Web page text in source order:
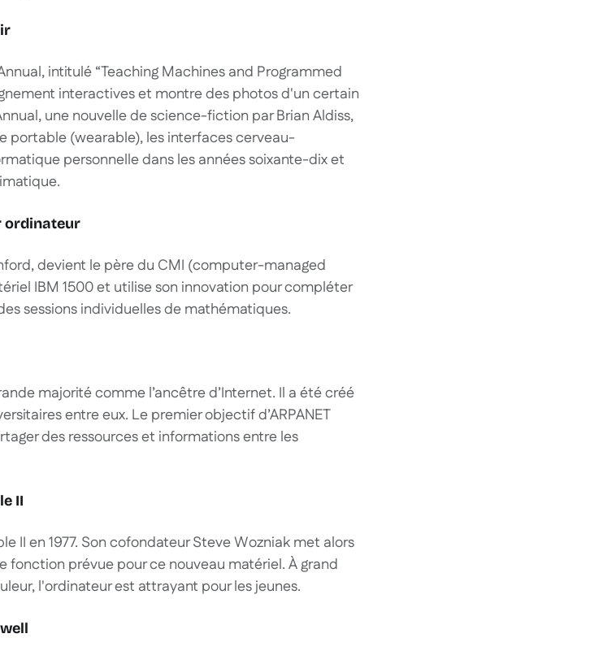
intitulé “Teaching Machines and Programmed
interactives et montre des photos d'un certain
une nouvelle de science-fiction par Brian Aldiss,
portable (wearable), les interfaces cerveau-
personnelle dans les années soixante-dix et
ordinateur
devient le père du CMI (computer-managed
IBM 1500 et utilise son innovation pour compléter
sessions individuelles de mathématiques.
majorité comme l’ancêtre d’Internet. Il a été créé
entre eux. Le premier objectif d’ARPANET
des ressources et informations entre les
II
II en 1977. Son cofondateur Steve Wozniak met alors
fonction prévue pour ce nouveau matériel. À grand
l'ordinateur est attrayant pour les jeunes.